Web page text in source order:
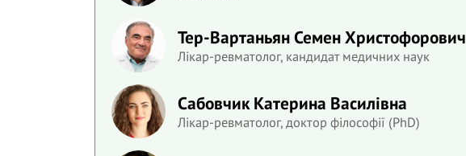
Тер-Вартаньян Семен Христофорович
Лікар-ревматолог, кандидат медичних наук
Сабовчик Катерина Василівна
Лікар-ревматолог, доктор філософії (PhD)